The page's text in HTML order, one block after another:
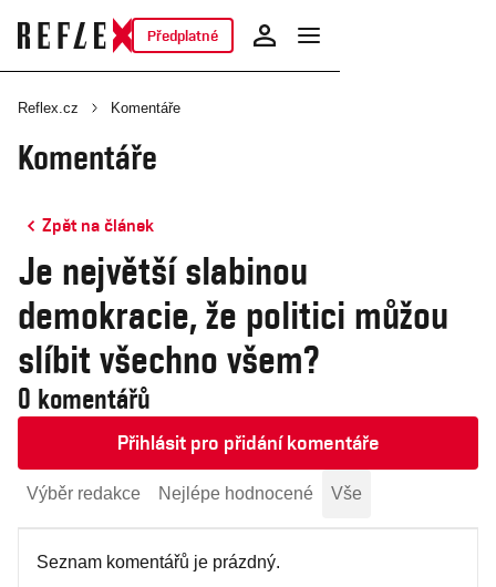
Předplatné
Reflex.cz Komentáře
Komentáře
Zpět na článek
Je největší slabinou
demokracie, že politici můžou
slíbit všechno všem?
0 komentářů
Přihlásit pro přidání komentáře
Výběr redakce Nejlépe hodnocené Vše
Seznam komentářů je prázdný.